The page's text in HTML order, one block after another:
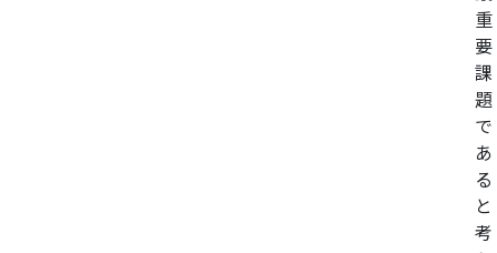
重
要
課
題
で
あ
る
と
考